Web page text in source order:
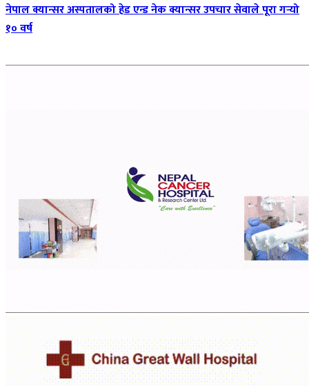
नेपाल क्यान्सर अस्पतालको हेड एन्ड नेक क्यान्सर उपचार सेवाले पूरा गर्‍यो
१० वर्ष